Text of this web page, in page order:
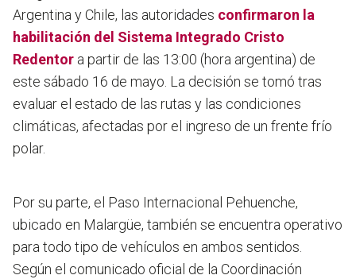
Argentina y Chile, las autoridades confirmaron la
habilitación del Sistema Integrado Cristo
Redentor a partir de las 13:00 (hora argentina) de
este sábado 16 de mayo. La decisión se tomó tras
evaluar el estado de las rutas y las condiciones
climáticas, afectadas por el ingreso de un frente frío
polar.
Por su parte, el Paso Internacional Pehuenche,
ubicado en Malargüe, también se encuentra operativo
para todo tipo de vehículos en ambos sentidos.
Según el comunicado oficial de la Coordinación